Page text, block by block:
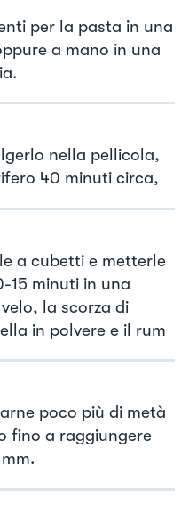
per la pasta in una
a mano in una
nella pellicola,
40 minuti circa,
a cubetti e metterle
15 minuti in una
la scorza di
in polvere e il rum
poco più di metà
fino a raggiungere